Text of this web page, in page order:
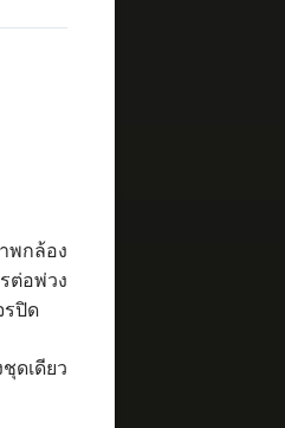
พกล้อง
ต่อพ่วง
รปิด
ดเดียว